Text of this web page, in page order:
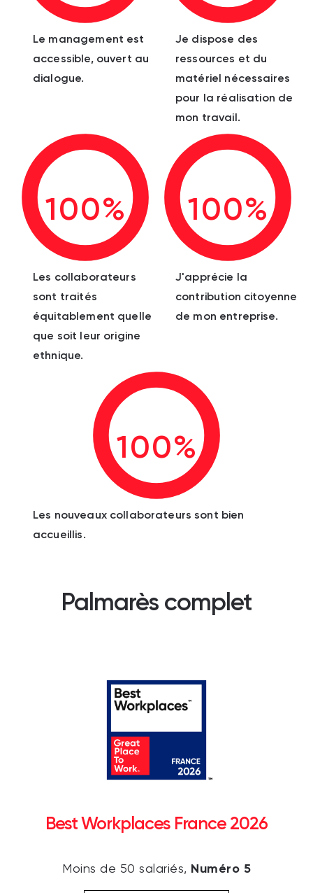
Le management est
accessible, ouvert au
dialogue.
Je dispose des
ressources et du
matériel nécessaires
pour la réalisation de
mon travail.
100%
Les collaborateurs
sont traités
équitablement quelle
que soit leur origine
ethnique.
100%
J'apprécie la
contribution citoyenne
de mon entreprise.
100%
Les nouveaux collaborateurs sont bien
accueillis.
Palmarès complet
Best Workplaces France 2026
Moins de 50 salariés, Numéro 5